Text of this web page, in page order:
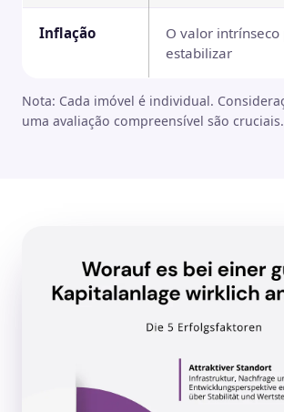
Inflação
O valor intrínseco
estabilizar
Nota: Cada imóvel é individual.
uma avaliação compreensível são cruciais.